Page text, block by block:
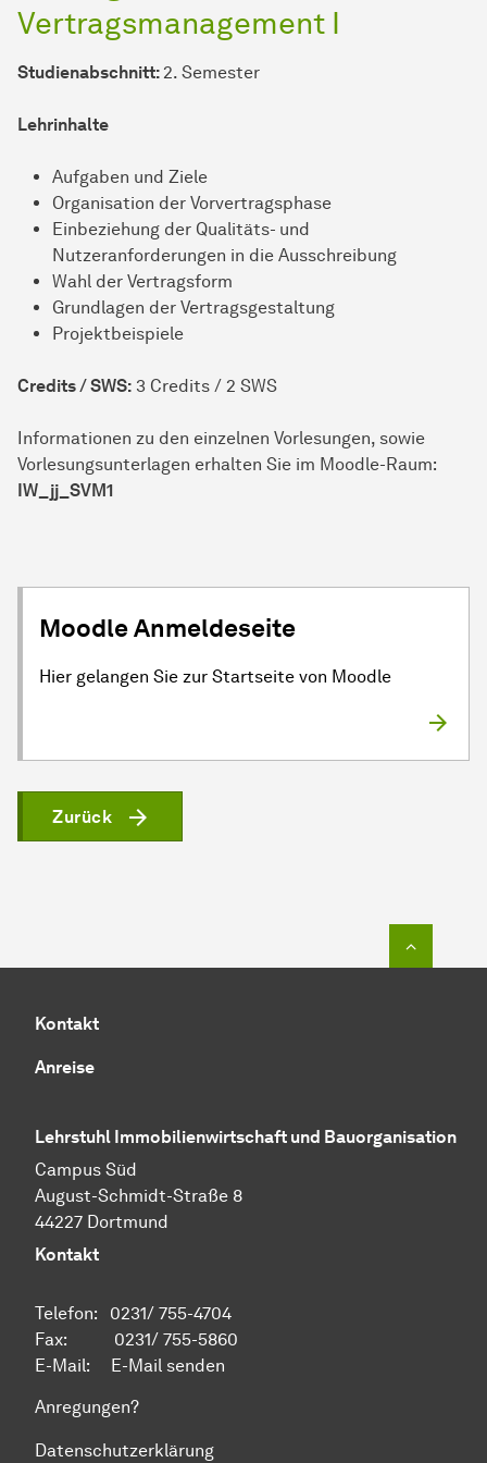
Vertragsmanagement I
Studienabschnitt:2. Semester
Lehrinhalte
Aufgaben und Ziele
Organisation der Vorvertragsphase
Einbeziehung der Qualitäts- und
Nutzeranforderungen in die Ausschreibung
Wahl der Vertragsform
Grundlagen der Vertragsgestaltung
Projektbeispiele
Credits / SWS: 3 Credits / 2 SWS
In­for­ma­ti­onen zu den einzelnen Vorlesungen, sowie
Vorlesungsunterlagen er­hal­ten Sie im Moodle-Raum:
IW_jj_SVM1
Moodle Anmeldeseite
Hier gelangen Sie zur Startseite von Moodle
Zurück
Kontakt
Anreise
Lehrstuhl Immobilienwirtschaft und Bauorganisation
Campus Süd
August-Schmidt-Straße 8
44227 Dortmund
Kontakt
Telefon: 0231/ 755-4704
Fax: 0231/ 755-5860
E-Mail: E-Mail senden
Anregungen?
Datenschutzerklärung